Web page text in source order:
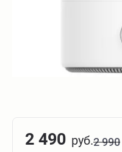
2 490 руб.2 990